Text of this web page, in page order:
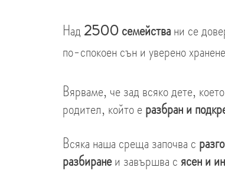
Над2500 семействани се
по-спокоен сън и уверено
Вярваме, че зад всяко дете,
родител, който еразбран и
Всяка наша среща започва с
разбиранеи завършва сясен и